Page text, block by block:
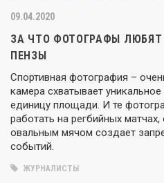
09.04.2020
ЗА ЧТО ФОТОГРАФЫ ЛЮБЯТ
ПЕНЗЫ
Спортивная фотография –
камера схватывает
единицу площади. И те
работать на регбийных
овальным мячом создает
событий.
ЖУРНАЛИСТЫ